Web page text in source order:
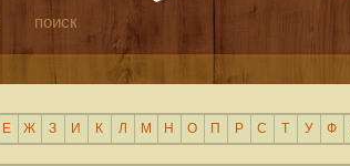
поиск
Е Ж З И К Л М Н О П Р С Т У Ф